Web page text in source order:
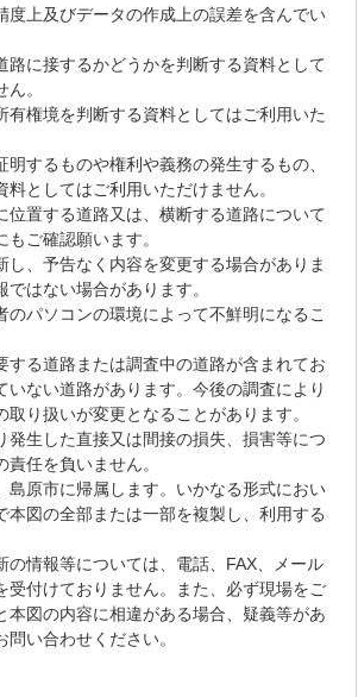
上及びデータの作成上の誤差を含んでい
に接するかどうかを判断する資料として
。
権境を判断する資料としてはご利用いた
するものや権利や義務の発生するもの、
としてはご利用いただけません。
置する道路又は、横断する道路について
ご確認願います。
、予告なく内容を変更する場合がありま
はない場合があります。
パソコンの環境によって不鮮明になるこ
る道路または調査中の道路が含まれてお
いない道路があります。今後の調査により
り扱いが変更となることがあります。
生した直接又は間接の損失、損害等につ
任を負いません。
原市に帰属します。いかなる形式におい
本図の全部または一部を複製し、利用する
情報等については、電話、FAX、メール
受付けておりません。また、必ず現場をご
本図の内容に相違がある場合、疑義等があ
い合わせください。